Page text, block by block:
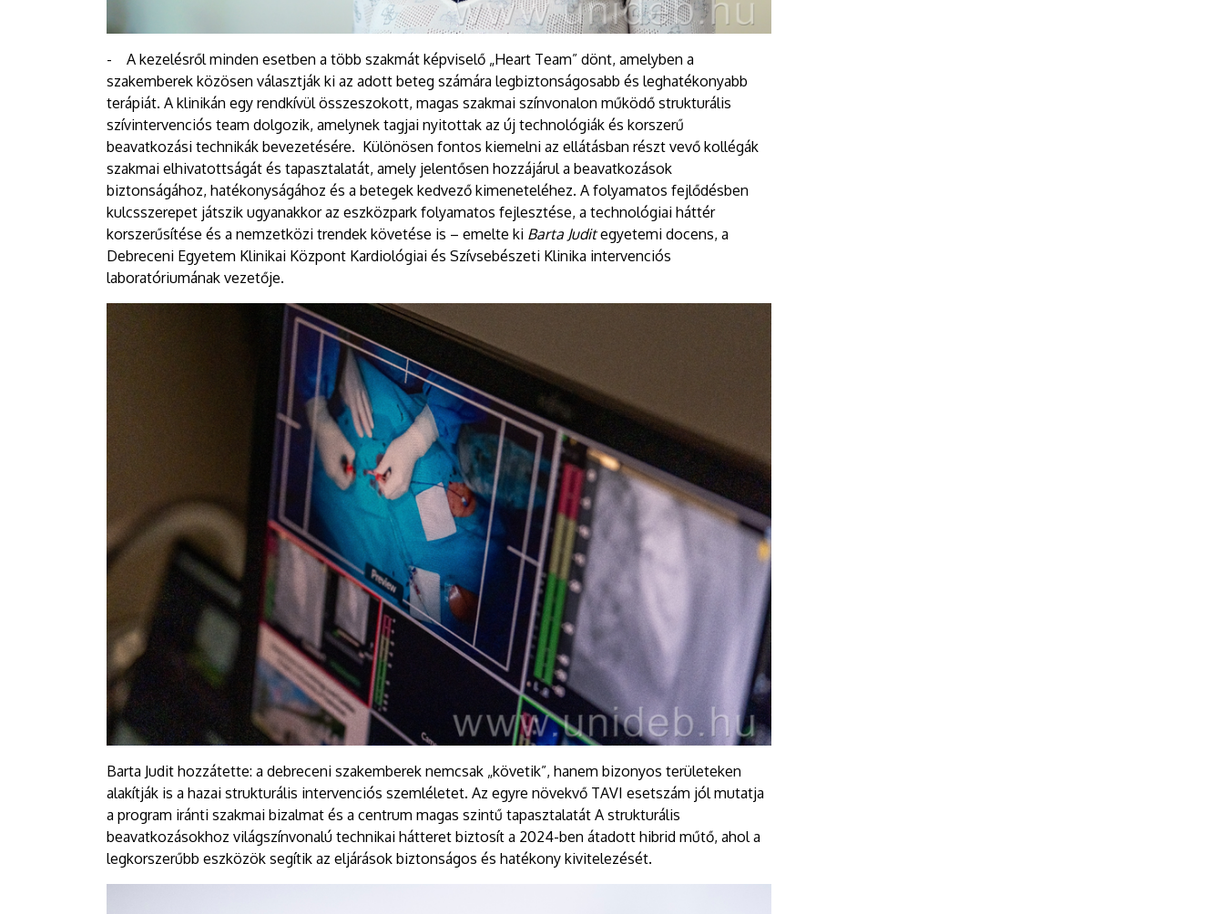
- A kezelésről minden esetben a több szakmát képviselő „Heart Team” dönt, amelyben a
szakemberek közösen választják ki az adott beteg számára legbiztonságosabb és leghatékonyabb
terápiát. A klinikán egy rendkívül összeszokott, magas szakmai színvonalon működő strukturális
szívintervenciós team dolgozik, amelynek tagjai nyitottak az új technológiák és korszerű
beavatkozási technikák bevezetésére. Különösen fontos kiemelni az ellátásban részt vevő kollégák
szakmai elhivatottságát és tapasztalatát, amely jelentősen hozzájárul a beavatkozások
biztonságához, hatékonyságához és a betegek kedvező kimeneteléhez. A folyamatos fejlődésben
kulcsszerepet játszik ugyanakkor az eszközpark folyamatos fejlesztése, a technológiai háttér
korszerűsítése és a nemzetközi trendek követése is – emelte ki Barta Juditegyetemi docens, a
Debreceni Egyetem Klinikai Központ Kardiológiai és Szívsebészeti Klinika intervenciós
laboratóriumának vezetője.
Barta Judit hozzátette: a debreceni szakemberek nemcsak „követik”, hanem bizonyos területeken
alakítják is a hazai strukturális intervenciós szemléletet. Az egyre növekvő TAVI esetszám jól mutatja
a program iránti szakmai bizalmat és a centrum magas szintű tapasztalatát A strukturális
beavatkozásokhoz világszínvonalú technikai hátteret biztosít a 2024-ben átadott hibrid műtő, ahol a
legkorszerűbb eszközök segítik az eljárások biztonságos és hatékony kivitelezését.